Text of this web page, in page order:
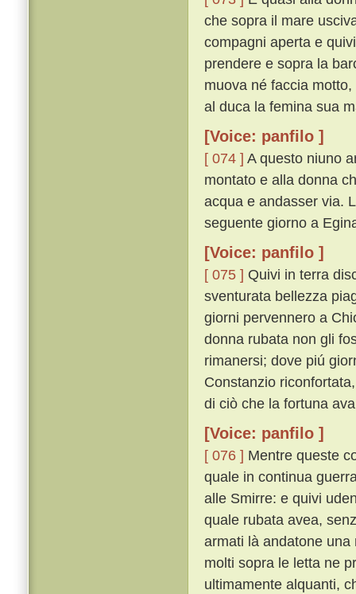
che sopra il mare
compagni aperta e
prendere e sopra la
muova né faccia
al duca la femina sua
[Voice: panfilo ]
[ 074 ] A questo niuno
montato e alla donna
acqua e andasser via.
seguente giorno a
[Voice: panfilo ]
[ 075 ] Quivi in terra
sventurata bellezza
giorni pervennero a
donna rubata non gli
rimanersi; dove piú
Constanzio
di ciò che la fortuna
[Voice: panfilo ]
[ 076 ] Mentre queste
quale in continua
alle Smirre: e quivi
quale rubata avea,
armati là andatone
molti sopra le letta ne
ultimamente alquanti,